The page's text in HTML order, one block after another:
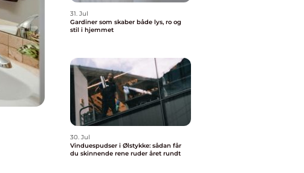
31. Jul
Gardiner som skaber både lys, ro og
stil i hjemmet
30. Jul
Vinduespudser i Ølstykke: sådan får
du skinnende rene ruder året rundt